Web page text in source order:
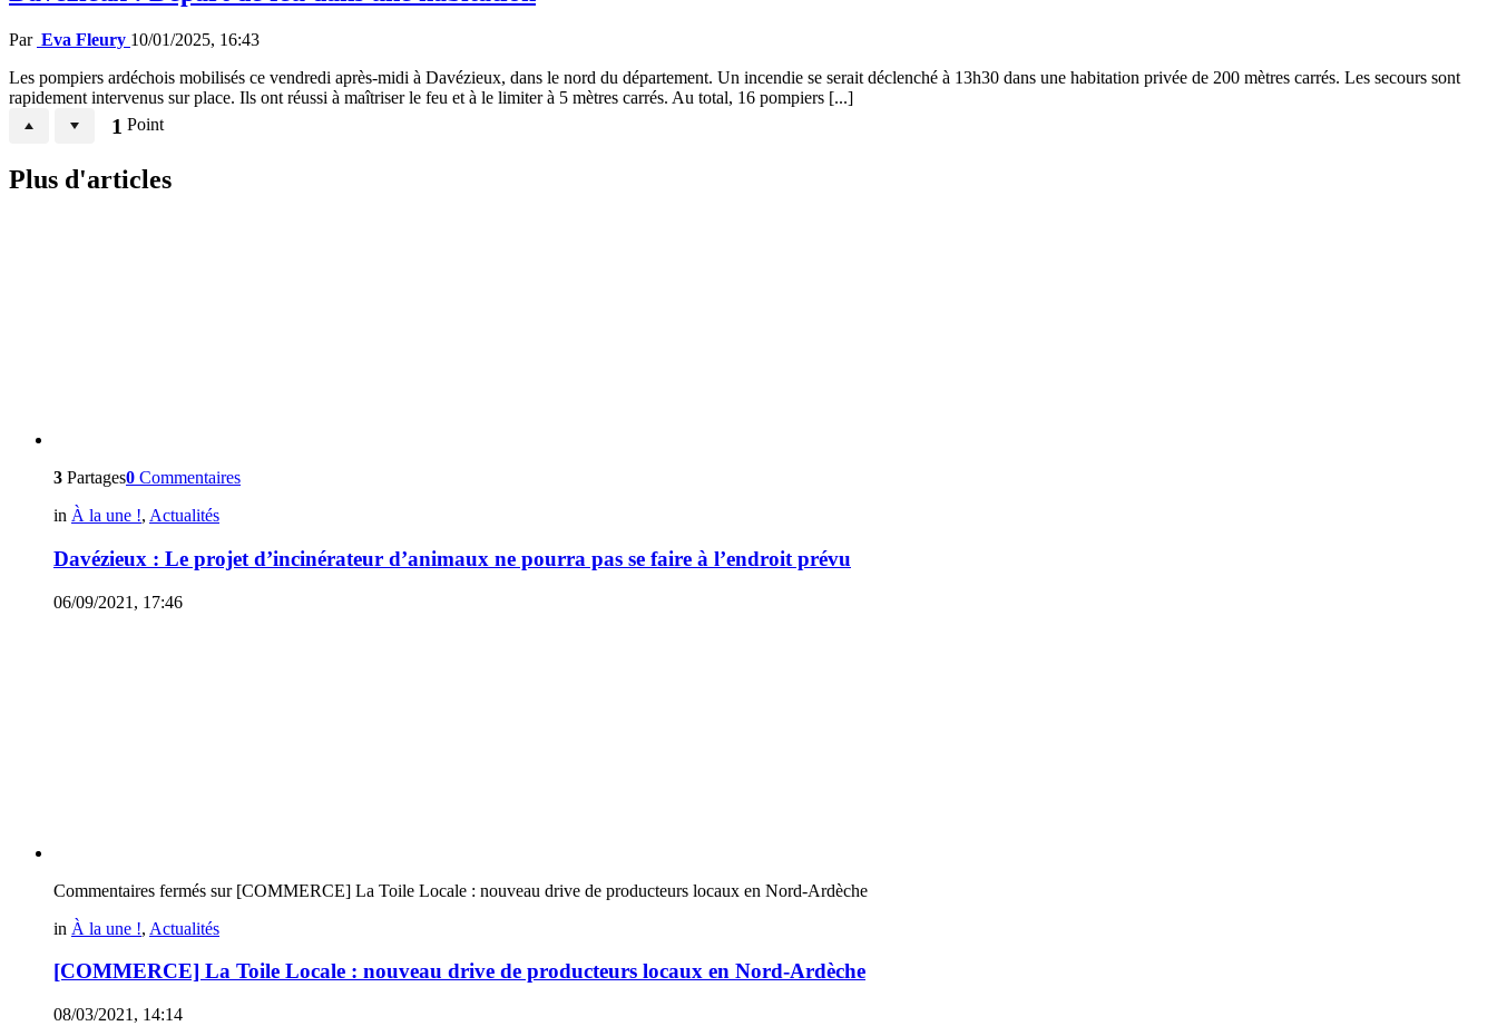
Par Eva Fleury 10/01/2025, 16:43
Les pompiers ardéchois mobilisés ce vendredi après-midi à Davézieux, dans le nord du département. Un incendie se serait déclenché à 13h30 dans une habitation privée de 200 mètres carrés. Les secours sont
rapidement intervenus sur place. Ils ont réussi à maîtriser le feu et à le limiter à 5 mètres carrés. Au total, 16 pompiers [...]
1 Point
Plus d'articles
3 Partages0 Commentaires
in À la une !, Actualités
Davézieux : Le projet d’incinérateur d’animaux ne pourra pas se faire à l’endroit prévu
06/09/2021, 17:46
Commentaires fermés sur [COMMERCE] La Toile Locale : nouveau drive de producteurs locaux en Nord-Ardèche
in À la une !, Actualités
[COMMERCE] La Toile Locale : nouveau drive de producteurs locaux en Nord-Ardèche
08/03/2021, 14:14